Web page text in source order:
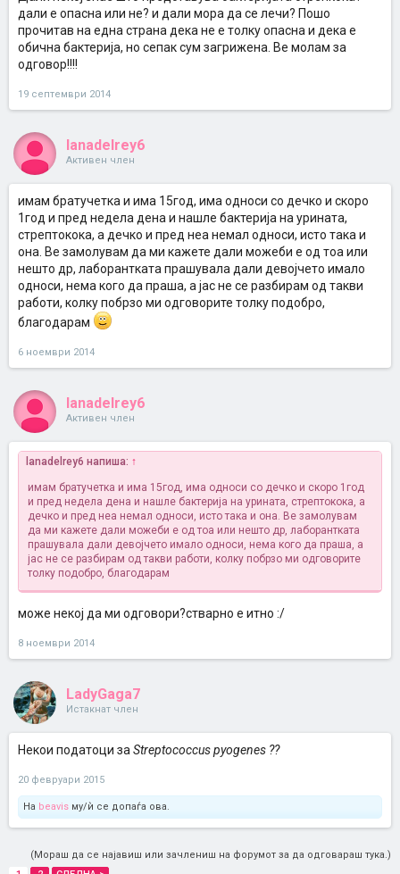
дали е опасна или не? и дали мора да се лечи? Пошо
прочитав на една страна дека не е толку опасна и дека е
обична бактерија, но сепак сум загрижена. Ве молам за
одговор!!!!
19 септември 2014
lanadelrey6
Активен член
имам братучетка и има 15год, има односи со дечко и скоро
1год и пред недела дена и нашле бактерија на урината,
стрептокока, а дечко и пред неа немал односи, исто така и
она. Ве замолувам да ми кажете дали можеби е од тоа или
нешто др, лаборантката прашувала дали девојчето имало
односи, нема кого да праша, а јас не се разбирам од такви
работи, колку побрзо ми одговорите толку подобро,
благодарам
6 ноември 2014
lanadelrey6
Активен член
lanadelrey6 напиша: ↑
имам братучетка и има 15год, има односи со дечко и скоро 1год
и пред недела дена и нашле бактерија на урината, стрептокока, а
дечко и пред неа немал односи, исто така и она. Ве замолувам
да ми кажете дали можеби е од тоа или нешто др, лаборантката
прашувала дали девојчето имало односи, нема кого да праша, а
јас не се разбирам од такви работи, колку побрзо ми одговорите
толку подобро, благодарам
може некој да ми одговори?стварно е итно :/
8 ноември 2014
LadyGaga7
Истакнат член
Некои податоци за Streptococcus pyogenes ??
20 февруари 2015
На beavis му/ѝ се допаѓа ова.
(Мораш да се најавиш или зачлениш на форумот за да одговараш тука.)